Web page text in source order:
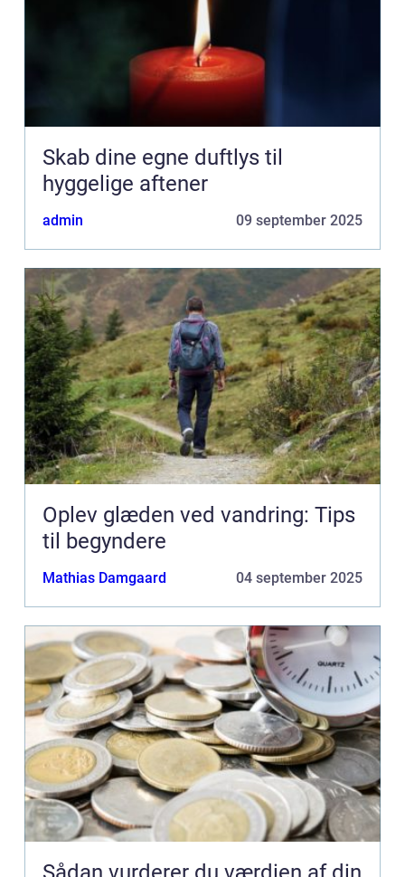
Skab dine egne duftlys til
hyggelige aftener
admin 09 september 2025
Oplev glæden ved vandring: Tips
til begyndere
Mathias Damgaard 04 september 2025